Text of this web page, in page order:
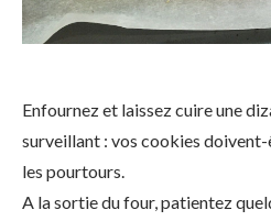
Enfournez et laissez cuire une
surveillant : vos cookies
les pourtours.
A la sortie du four, patientez